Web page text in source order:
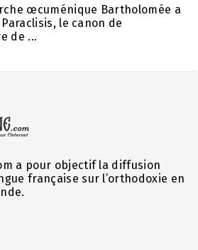
œcuménique Bartholomée a
le canon de
de ...
a pour objectif la diffusion
française sur l’orthodoxie en